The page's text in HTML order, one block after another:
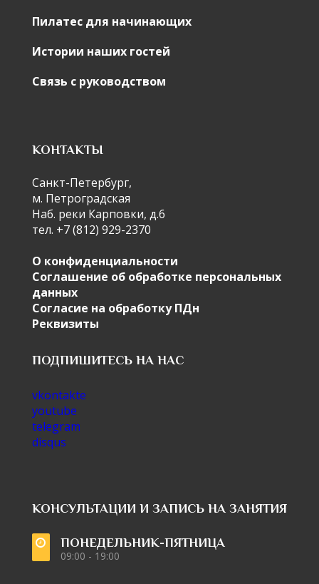
Пилатес для начинающих
Истории наших гостей
Связь с руководством
КОНТАКТЫ
Санкт-Петербург,
м. Петроградская
Наб. реки Карповки, д.6
тел. +7 (812) 929-2370
О конфиденциальности
Соглашение об обработке персональных
данных
Согласие на обработку ПДн
Реквизиты
ПОДПИШИТЕСЬ НА НАС
vkontakte
youtube
telegram
disqus
КОНСУЛЬТАЦИИ И ЗАПИСЬ НА ЗАНЯТИЯ
ПОНЕДЕЛЬНИК-ПЯТНИЦА
09:00 - 19:00